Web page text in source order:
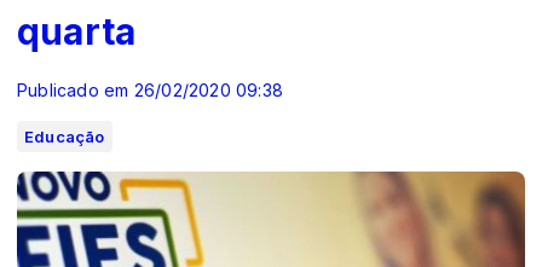
quarta
Publicado em 26/02/2020 09:38
Educação